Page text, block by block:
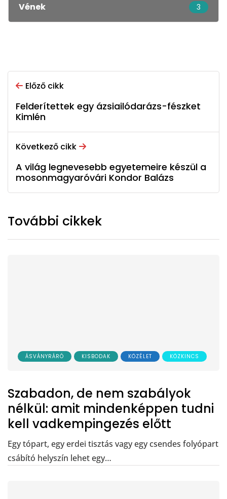
Vének 3
Előző cikk
Felderítettek egy ázsiailódarázs-fészket
Kimlén
Következő cikk
A világ legnevesebb egyetemeire készül a
mosonmagyaróvári Kondor Balázs
További cikkek
ÁSVÁNYRÁRÓ KISBODAK KÖZÉLET KÖZKINCS
Szabadon, de nem szabályok
nélkül: amit mindenképpen tudni
kell vadkempingezés előtt
Egy tópart, egy erdei tisztás vagy egy csendes folyópart
csábító helyszín lehet egy…